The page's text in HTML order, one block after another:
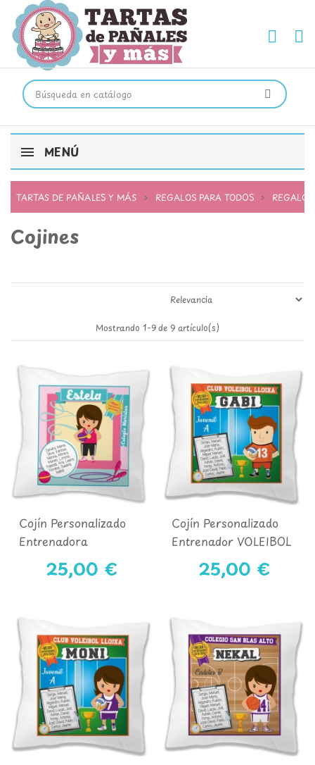
MENÚ
TARTAS DE PAÑALES Y MÁS REGALOS PARA TODOS
Cojines
Mostrando 1-9 de 9 artículo(s)
Cojín Personalizado
Entrenadora
GIMNASIA
25,00 €
Cojín Personalizado
Entrenador VOLEIBOL
25,00 €